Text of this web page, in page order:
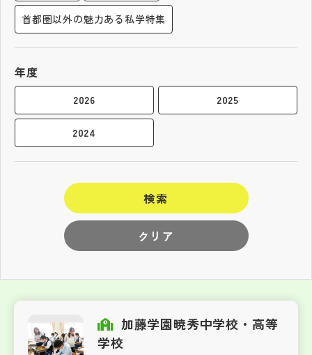
首都圏以外の魅力ある私学特集
年度
2026 2025
2024
クリア
検索
加藤学園暁秀中学校・高等
学校